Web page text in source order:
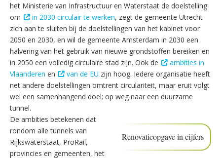
het Ministerie van Infrastructuur en Waterstaat de doelstelling
om
in 2030 circulair te werken, zegt de gemeente Utrecht
zich aan te sluiten bij de doelstellingen van het kabinet voor
2050 en 2030, en wil de gemeente Amsterdam in 2030 een
halvering van het gebruik van nieuwe grondstoffen bereiken en
in 2050 een volledig circulaire stad zijn. Ook de
ambities in
Vlaanderen en van de EU zijn hoog. Iedere organisatie heeft
net andere doelstellingen omtrent circulariteit, maar eruit volgt
wel een samenhangend doel; op weg naar een duurzame
tunnel.
Renovatieopgave in cijfers
De ambities betekenen dat
rondom alle tunnels van
Rijkswaterstaat, ProRail,
provincies en gemeenten, het